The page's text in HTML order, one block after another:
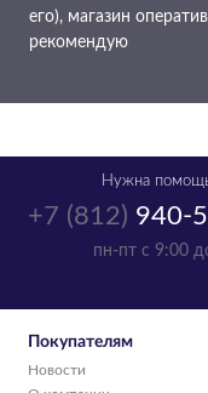
его), магазин
рекомендую
+7 (812) 940-
пн-пт с 9:00
Нужна
Покупателям
Новости